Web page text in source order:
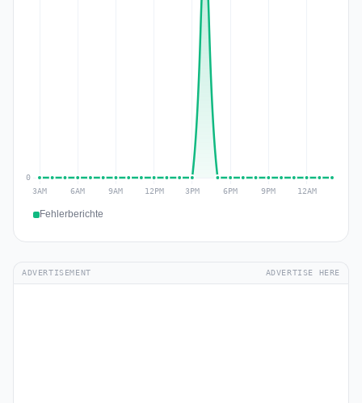
Fehlerberichte
ADVERTISEMENT ADVERTISE HERE